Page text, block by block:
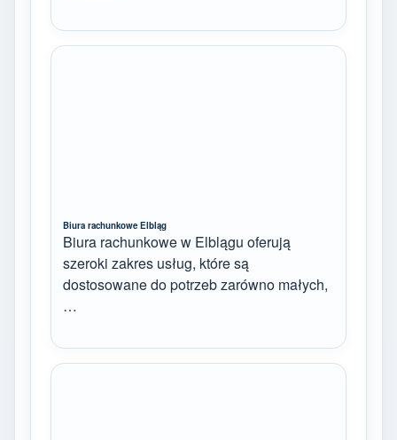
Biura rachunkowe Elbląg
Biura rachunkowe w Elblągu oferują
szeroki zakres usług, które są
dostosowane do potrzeb zarówno małych,
…